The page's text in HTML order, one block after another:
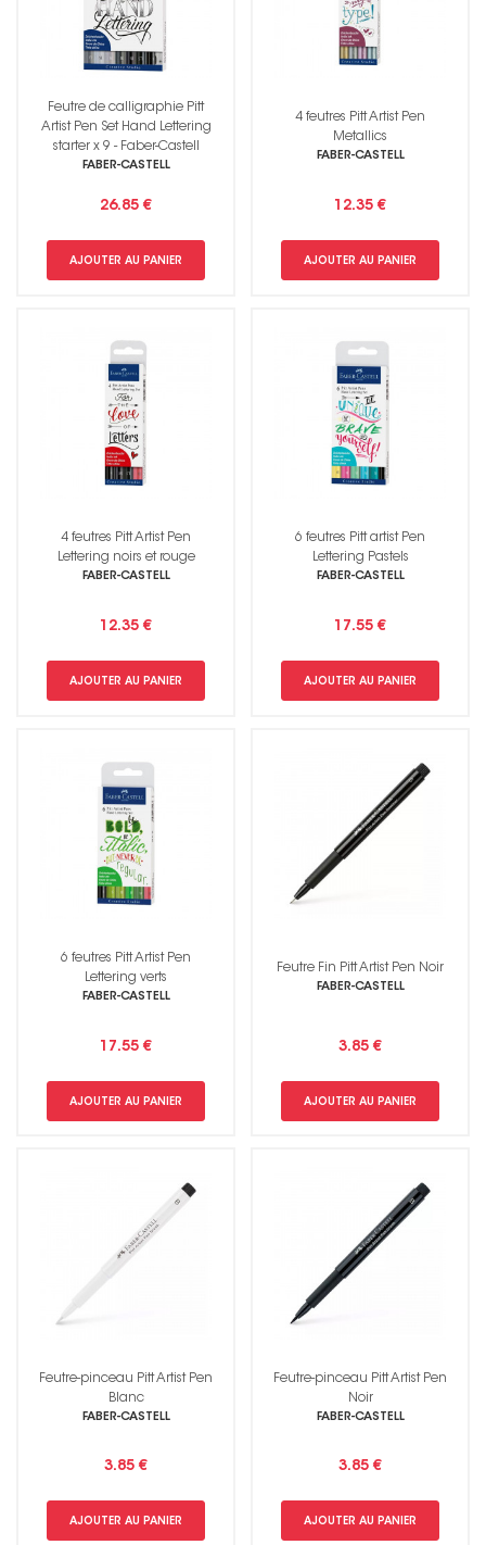
Feutre de calligraphie Pitt
Artist Pen Set Hand Lettering
starter x 9 - Faber-Castell
FABER-CASTELL
26.85 €
AJOUTER AU PANIER
4 feutres Pitt Artist Pen
Metallics
FABER-CASTELL
12.35 €
AJOUTER AU PANIER
4 feutres Pitt Artist Pen
Lettering noirs et rouge
FABER-CASTELL
12.35 €
AJOUTER AU PANIER
6 feutres Pitt artist Pen
Lettering Pastels
FABER-CASTELL
17.55 €
AJOUTER AU PANIER
6 feutres Pitt Artist Pen
Lettering verts
FABER-CASTELL
17.55 €
AJOUTER AU PANIER
Feutre Fin Pitt Artist Pen Noir
FABER-CASTELL
3.85 €
AJOUTER AU PANIER
Feutre-pinceau Pitt Artist Pen
Blanc
FABER-CASTELL
3.85 €
AJOUTER AU PANIER
Feutre-pinceau Pitt Artist Pen
Noir
FABER-CASTELL
3.85 €
AJOUTER AU PANIER